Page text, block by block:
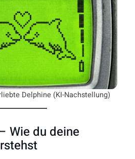
Delphine (KI-Nachstellung)
Wie du deine